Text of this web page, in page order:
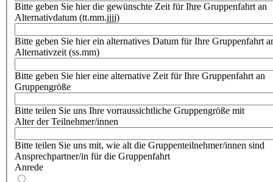
Bitte geben Sie hier die gewünschte Zeit für Ihre Gruppenfahrt an
Alternativdatum (tt.mm.jjjj)
Bitte geben Sie hier ein alternatives Datum für Ihre Gruppenfahrt
Alternativzeit (ss.mm)
Bitte geben Sie hier eine alternative Zeit für Ihre Gruppenfahrt an
Gruppengröße
Bitte teilen Sie uns Ihre vorraussichtliche Gruppengröße mit
Alter der Teilnehmer/innen
Bitte teilen Sie uns mit, wie alt die Gruppenteilnehmer/innen sind
Ansprechpartner/in für die Gruppenfahrt
Anrede